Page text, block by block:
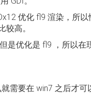
优化 fl9 渲染，所
高。
是优化是 fl9 ，所以在
需要在 win7 之后才